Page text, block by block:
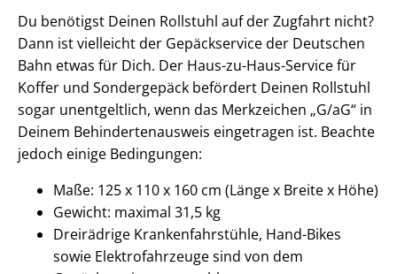
Du benötigst Deinen Rollstuhl auf der Zugfahrt nicht?
Dann ist vielleicht der Gepäckservice der Deutschen
Bahn etwas für Dich. Der Haus-zu-Haus-Service für
Koffer und Sondergepäck befördert Deinen Rollstuhl
sogar unentgeltlich, wenn das Merkzeichen „G/aG“ in
Deinem Behindertenausweis eingetragen ist. Beachte
jedoch einige Bedingungen:
Maße: 125 x 110 x 160 cm (Länge x Breite x Höhe)
Gewicht: maximal 31,5 kg
Dreirädrige Krankenfahrstühle, Hand-Bikes
sowie Elektrofahrzeuge sind von dem